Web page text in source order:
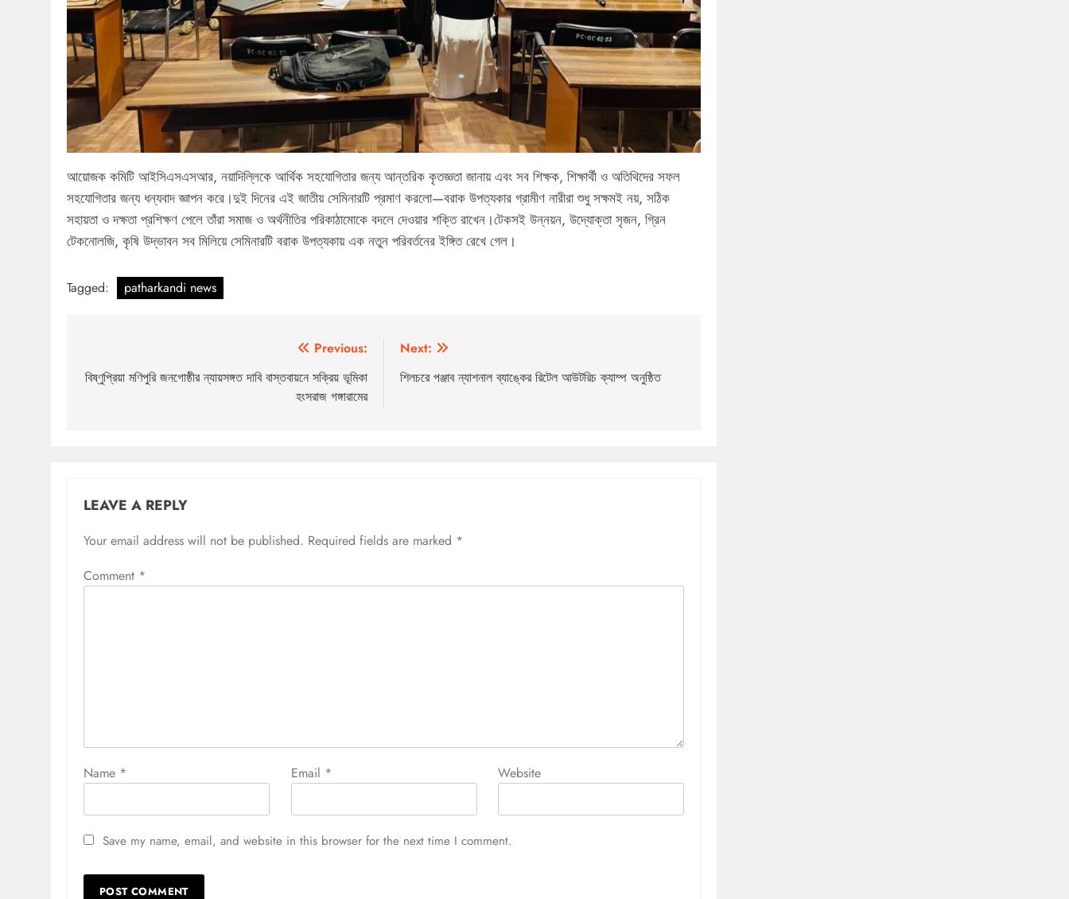
আয়োজক কমিটি আইসিএসএসআর, নয়াদিল্লিকে আর্থিক সহযোগিতার জন্য আন্তরিক কৃতজ্ঞতা জানায় এবং সব শিক্ষক, শিক্ষার্থী ও অতিথিদের সফল
সহযোগিতার জন্য ধন্যবাদ জ্ঞাপন করে।দুই দিনের এই জাতীয় সেমিনারটি প্রমাণ করলো—বরাক উপত্যকার গ্রামীণ নারীরা শুধু সক্ষমই নয়, সঠিক
সহায়তা ও দক্ষতা প্রশিক্ষণ পেলে তাঁরা সমাজ ও অর্থনীতির পরিকাঠামোকে বদলে দেওয়ার শক্তি রাখেন।টেকসই উন্নয়ন, উদ্যোক্তা সৃজন, গ্রিন
টেকনোলজি, কৃষি উদ্ভাবন সব মিলিয়ে সেমিনারটি বরাক উপত্যকায় এক নতুন পরিবর্তনের ইঙ্গিত রেখে গেল।
Tagged: patharkandi news
navigation
Previous:
বিষ্ণুপ্রিয়া মণিপুরি জনগোষ্ঠীর ন্যায়সঙ্গত দাবি বাস্তবায়নে সক্রিয় ভূমিকা
হংসরাজ গঙ্গারামের
Next:
শিলচরে পঞ্জাব ন্যাশনাল ব্যাঙ্কের রিটেল আউটরিচ ক্যাম্প অনুষ্ঠিত
LEAVE A REPLY
Your email address will not be published. Required fields are marked *
Comment *
Name * Email * Website
Save my name, email, and website in this browser for the next time I comment.